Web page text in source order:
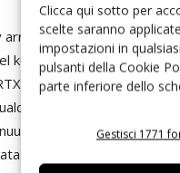
Clicca qui sotto per
scelte saranno
impostazioni in
pulsanti della Cookie
parte inferiore dello
Gestisci 1771
all’Investor
keynote, anche alla luce
Spark, che ha dominato
ha inquadrato
computazionale, dai
center.(